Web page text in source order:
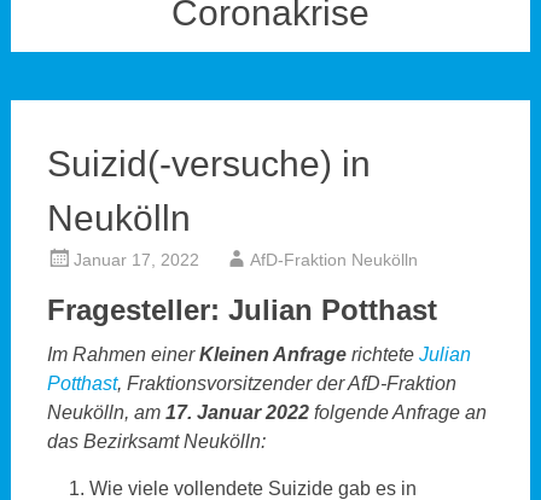
Coronakrise
Suizid(-versuche) in
Neukölln
Januar 17, 2022 AfD-Fraktion Neukölln
Fragesteller: Julian Potthast
Im Rahmen einerKleinen Anfragerichtete Julian
Potthast, Fraktionsvorsitzender der AfD-Fraktion
Neukölln, am 17. Januar 2022folgende Anfrage an
das Bezirksamt Neukölln:
Wie viele vollendete Suizide gab es in